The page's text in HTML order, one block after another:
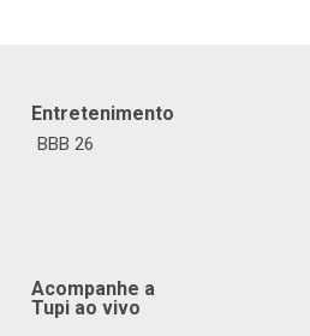
Entretenimento
BBB 26
Acompanhe a
Tupi ao vivo